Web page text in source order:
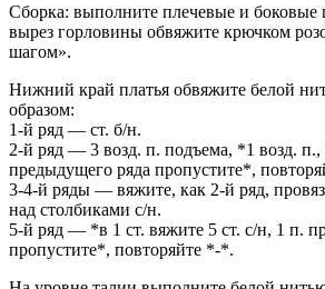
Сборка: выполните плечевые и
вырез горловины обвяжите крючком
шагом».
Нижний край платья обвяжите белой
образом:
1-й ряд — ст. б/н.
2-й ряд — 3 возд. п. подъема, *1 возд. п.,
предыдущего ряда пропустите*,
3-4-й ряды — вяжите, как 2-й ряд,
над столбиками с/н.
5-й ряд — *в 1 ст. вяжите 5 ст. с/н, 1 п.
пропустите*, повторяйте *-*.